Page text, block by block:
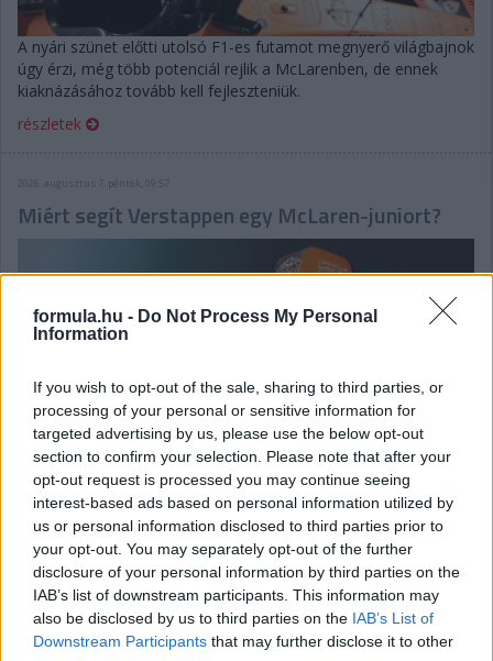
formula.hu - Do Not Process My Personal
Information
If you wish to opt-out of the sale, sharing to third parties, or
processing of your personal or sensitive information for
targeted advertising by us, please use the below opt-out
section to confirm your selection. Please note that after your
opt-out request is processed you may continue seeing
interest-based ads based on personal information utilized by
us or personal information disclosed to third parties prior to
your opt-out. You may separately opt-out of the further
disclosure of your personal information by third parties on the
IAB’s list of downstream participants. This information may
also be disclosed by us to third parties on the IAB’s List of
Downstream Participants that may further disclose it to other
A nyári szünet előtti utolsó F1-es futamot megnyerő világbajnok
úgy érzi, még több potenciál rejlik a McLarenben, de ennek
kiaknázásához tovább kell fejleszteniük.
részletek
2026. augusztus 7. péntek, 09:57
Miért segít Verstappen egy McLaren-juniort?
Egy 15 éves belga reménységet igazolt le a négyszeres F1-es
világbajnok csapata: a holland elárulta, mi vezérelte ezt a
lépést, és hogy mennyire folyik bele a tehetségkutatásba.
részletek